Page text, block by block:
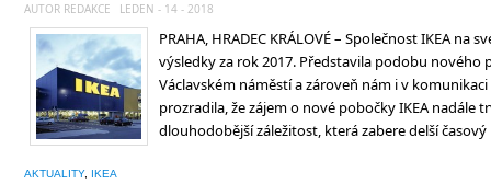
AUTOR REDAKCE LEDEN - 14 - 2018
PRAHA, HRADEC KRÁLOVÉ – Společnost IKEA na
výsledky za rok 2017. Představila podobu nového
Václavském náměstí a zároveň nám i v
prozradila, že zájem o nové pobočky IKEA nadále
dlouhodobější záležitost, která zabere delší časový
AKTUALITY, IKEA